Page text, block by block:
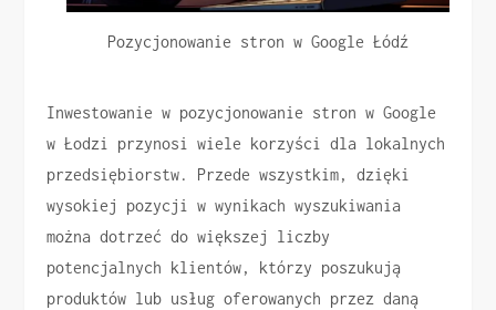
Pozycjonowanie stron w Google Łódź
Inwestowanie w pozycjonowanie stron w Google
w Łodzi przynosi wiele korzyści dla lokalnych
przedsiębiorstw. Przede wszystkim, dzięki
wysokiej pozycji w wynikach wyszukiwania
można dotrzeć do większej liczby
potencjalnych klientów, którzy poszukują
produktów lub usług oferowanych przez daną